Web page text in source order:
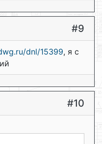
#9
dnl/15399, я с
#10